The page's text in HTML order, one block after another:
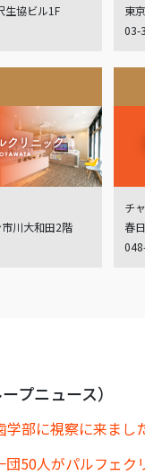
生協ビル1F
東
03-
川大和田2階
チ
春
プニュース）
部に視察に来まし
団50人がパルフェク